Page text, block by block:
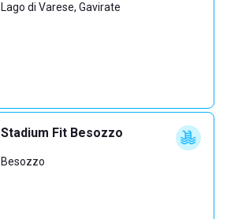
Lago di Varese, Gavirate
Stadium Fit Besozzo
Besozzo